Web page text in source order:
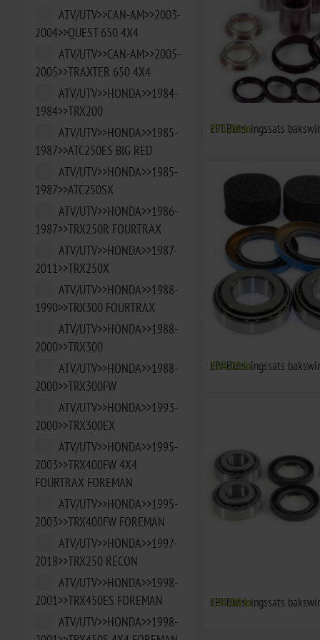
ATV/UTV>>CAN-AM>>2003-
2004>>QUEST 650 4X4
ATV/UTV>>CAN-AM>>2005-
2005>>TRAXTER 650 4X4
ATV/UTV>>HONDA>>1984-
1984>>TRX200
ATV/UTV>>HONDA>>1985-
1987>>ATC250ES BIG RED
ATV/UTV>>HONDA>>1985-
1987>>ATC250SX
ATV/UTV>>HONDA>>1986-
1987>>TRX250R FOURTRAX
ATV/UTV>>HONDA>>1987-
2011>>TRX250X
ATV/UTV>>HONDA>>1988-
1990>>TRX300 FOURTRAX
ATV/UTV>>HONDA>>1988-
2000>>TRX300
ATV/UTV>>HONDA>>1988-
2000>>TRX300FW
ATV/UTV>>HONDA>>1993-
2000>>TRX300EX
ATV/UTV>>HONDA>>1995-
2003>>TRX400FW 4X4
FOURTRAX FOREMAN
ATV/UTV>>HONDA>>1995-
2003>>TRX400FW FOREMAN
ATV/UTV>>HONDA>>1997-
2018>>TRX250 RECON
ATV/UTV>>HONDA>>1998-
2001>>TRX450ES FOREMAN
ATV/UTV>>HONDA>>1998-
EPI Bussningssats
771,00 kr
EPI Bussningssats
764,00 kr
EPI Bussningssats
734,00 kr